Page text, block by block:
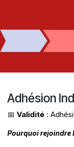
Adhésion
📅 Validité :
Pourquoi rejoindre